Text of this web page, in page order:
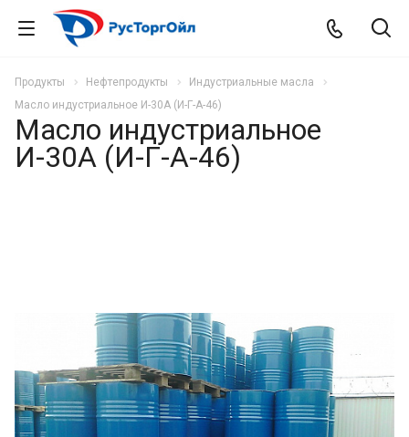
Продукты Нефтепродукты
Индустриальные масла
Масло индустриальное И-30А (И-Г-А-46)
Масло индустриальное
И-30А (И-Г-А-46)